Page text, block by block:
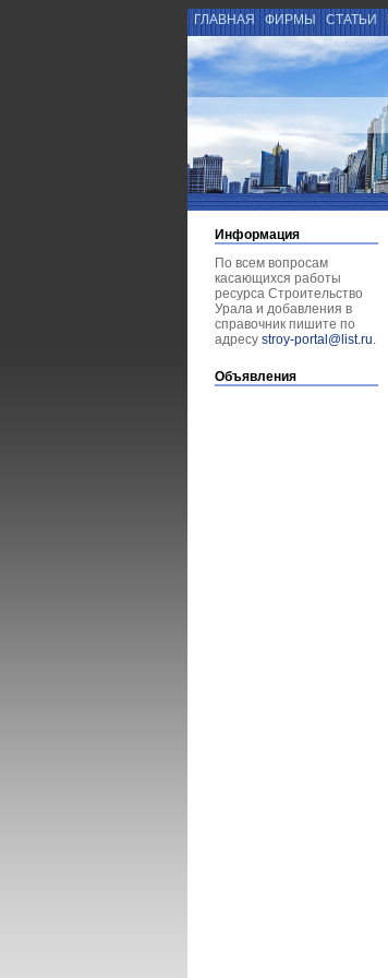
ГЛАВНАЯ ФИРМЫ СТАТЬИ
Информация
По всем вопросам
касающихся работы
ресурса Строительство
Урала и добавления в
справочник пишите по
адресу stroy-portal@list.ru.
Объявления